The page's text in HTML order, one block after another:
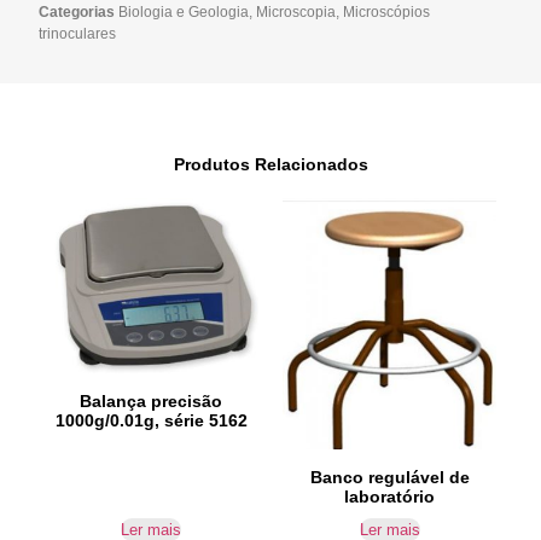
Categorias Biologia e Geologia, Microscopia, Microscópios
trinoculares
Produtos Relacionados
Balança precisão
1000g/0.01g, série 5162
Ler mais
Banco regulável de
laboratório
Ler mais